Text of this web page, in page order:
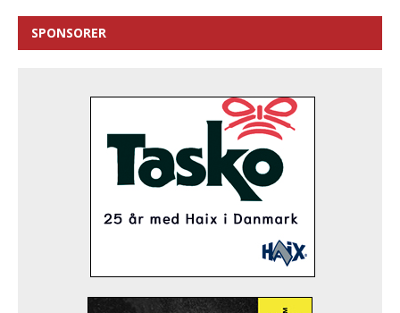
SPONSORER